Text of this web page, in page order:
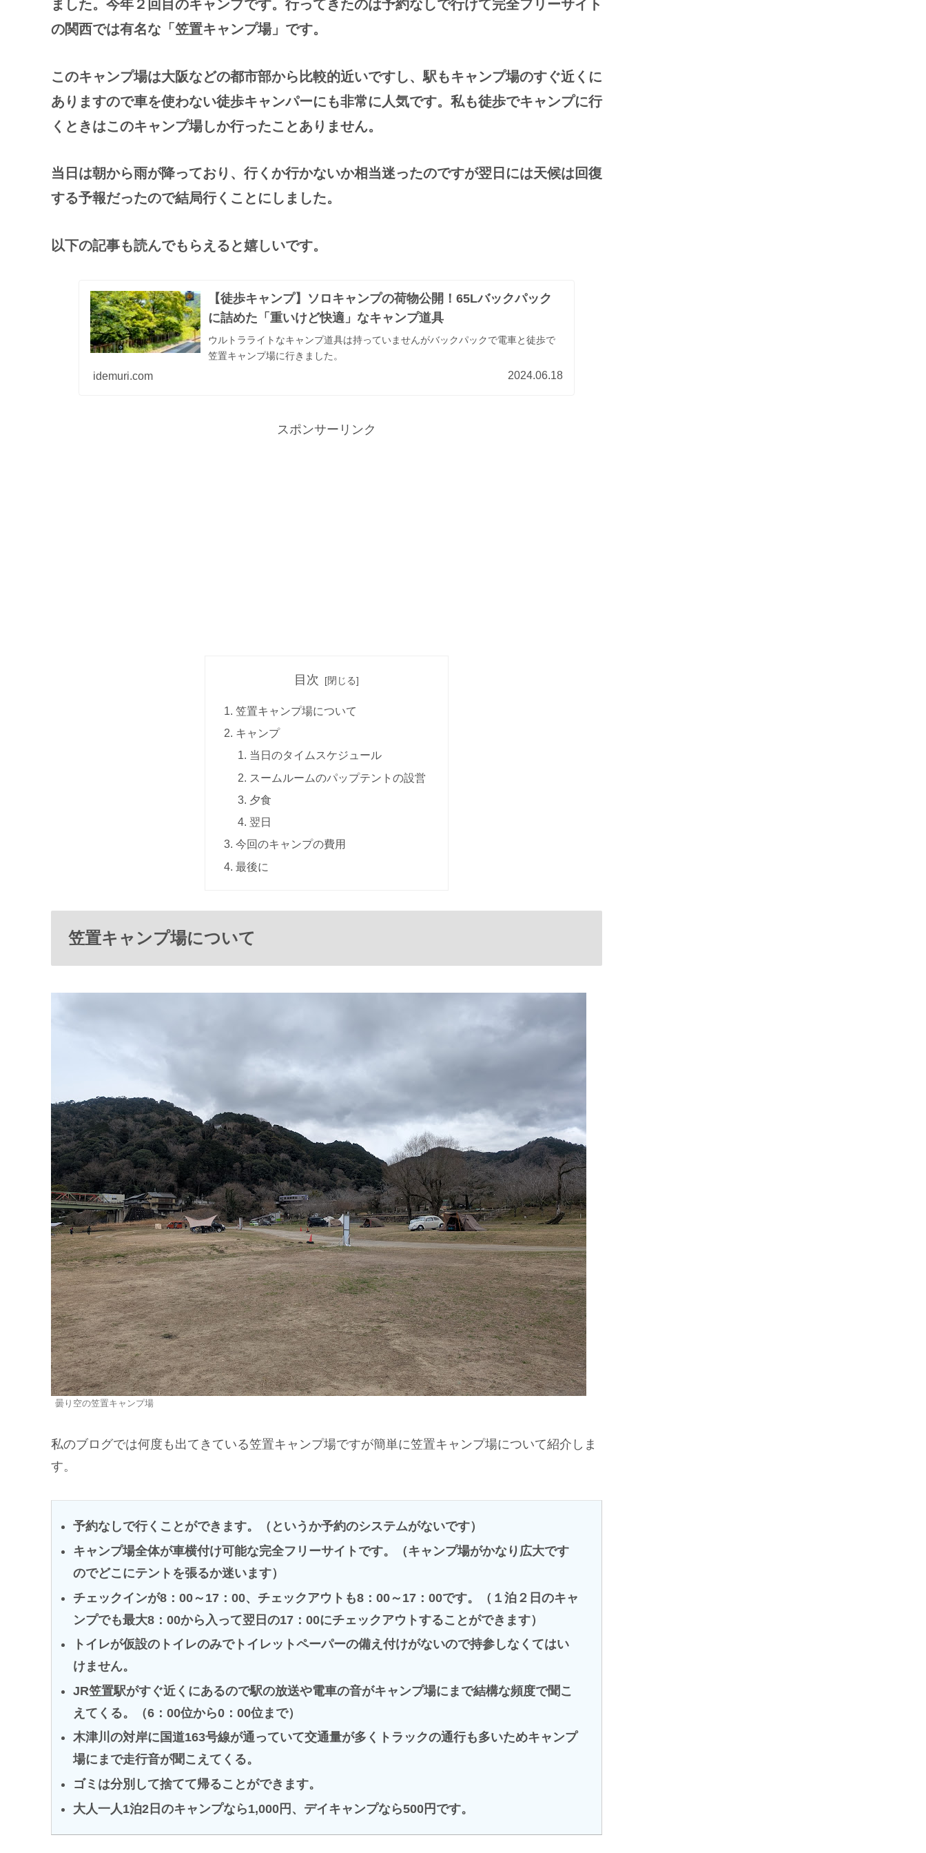
ました。今年２回目のキャンプです。行ってきたのは予約なしで行けて完全フリーサイト
の関西では有名な「笠置キャンプ場」です。
このキャンプ場は大阪などの都市部から比較的近いですし、駅もキャンプ場のすぐ近くに
ありますので車を使わない徒歩キャンパーにも非常に人気です。私も徒歩でキャンプに行
くときはこのキャンプ場しか行ったことありません。
当日は朝から雨が降っており、行くか行かないか相当迷ったのですが翌日には天候は回復
する予報だったので結局行くことにしました。
以下の記事も読んでもらえると嬉しいです。
【徒歩キャンプ】ソロキャンプの荷物公開！65Lバックパック
に詰めた「重いけど快適」なキャンプ道具
ウルトラライトなキャンプ道具は持っていませんがバックパックで電車と徒歩で
笠置キャンプ場に行きました。
idemuri.com 2024.06.18
スポンサーリンク
目次
笠置キャンプ場について
キャンプ
当日のタイムスケジュール
スームルームのパップテントの設営
夕食
翌日
今回のキャンプの費用
最後に
笠置キャンプ場について
曇り空の笠置キャンプ場
私のブログでは何度も出てきている笠置キャンプ場ですが簡単に笠置キャンプ場について紹介しま
す。
予約なしで行くことができます。（というか予約のシステムがないです）
キャンプ場全体が車横付け可能な完全フリーサイトです。（キャンプ場がかなり広大です
のでどこにテントを張るか迷います）
チェックインが8：00～17：00、チェックアウトも8：00～17：00です。（１泊２日のキャ
ンプでも最大8：00から入って翌日の17：00にチェックアウトすることができます）
トイレが仮設のトイレのみでトイレットペーパーの備え付けがないので持参しなくてはい
けません。
JR笠置駅がすぐ近くにあるので駅の放送や電車の音がキャンプ場にまで結構な頻度で聞こ
えてくる。（6：00位から0：00位まで）
木津川の対岸に国道163号線が通っていて交通量が多くトラックの通行も多いためキャンプ
場にまで走行音が聞こえてくる。
ゴミは分別して捨てて帰ることができます。
大人一人1泊2日のキャンプなら1,000円、デイキャンプなら500円です。